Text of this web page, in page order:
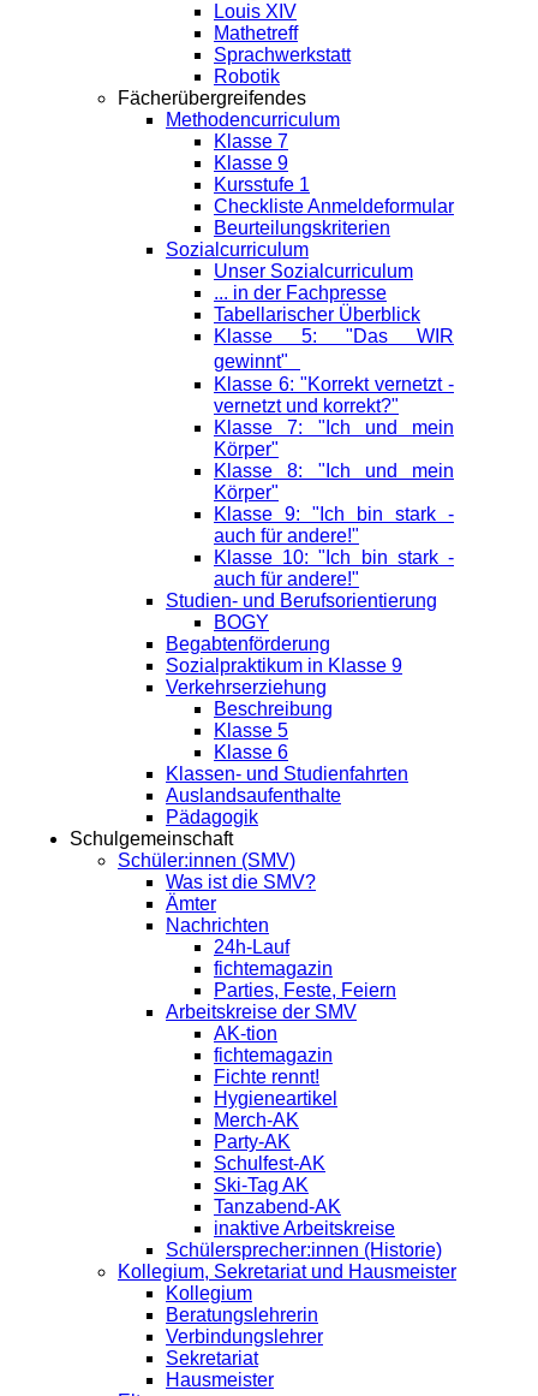
Louis XIV
Mathetreff
Sprachwerkstatt
Robotik
Fächerübergreifendes
Methodencurriculum
Klasse 7
Klasse 9
Kursstufe 1
Checkliste Anmeldeformular
Beurteilungskriterien
Sozialcurriculum
Unser Sozialcurriculum
... in der Fachpresse
Tabellarischer Überblick
Klasse 5: "Das WIR
gewinnt"
Klasse 6: "Korrekt vernetzt -
vernetzt und korrekt?"
Klasse 7: "Ich und mein
Körper"
Klasse 8: "Ich und mein
Körper"
Klasse 9: "Ich bin stark -
auch für andere!"
Klasse 10: "Ich bin stark -
auch für andere!"
Studien- und Berufsorientierung
BOGY
Begabtenförderung
Sozialpraktikum in Klasse 9
Verkehrserziehung
Beschreibung
Klasse 5
Klasse 6
Klassen- und Studienfahrten
Auslandsaufenthalte
Pädagogik
Schulgemeinschaft
Schüler:innen (SMV)
Was ist die SMV?
Ämter
Nachrichten
24h-Lauf
fichtemagazin
Parties, Feste, Feiern
Arbeitskreise der SMV
AK-tion
fichtemagazin
Fichte rennt!
Hygieneartikel
Merch-AK
Party-AK
Schulfest-AK
Ski-Tag AK
Tanzabend-AK
inaktive Arbeitskreise
Schülersprecher:innen (Historie)
Kollegium, Sekretariat und Hausmeister
Kollegium
Beratungslehrerin
Verbindungslehrer
Sekretariat
Hausmeister